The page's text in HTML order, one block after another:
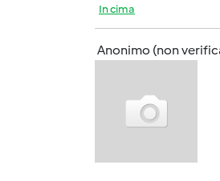
In cima
Anonimo (non